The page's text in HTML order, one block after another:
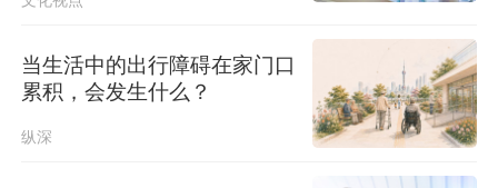
当生活中的出行障碍在家门口
累积，会发生什么？
纵深